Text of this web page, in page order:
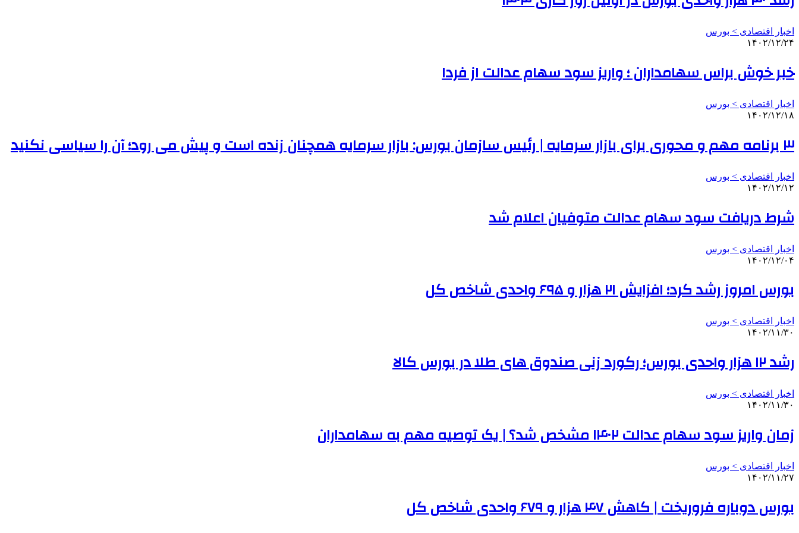
اخبار اقتصادی > بورس
۱۴۰۲/۱۲/۲۴
خبر خوش براس سهامداران ؛ واریز سود سهام عدالت از فردا
اخبار اقتصادی > بورس
۱۴۰۲/۱۲/۱۸
۳ برنامه مهم و محوری برای بازار سرمایه | رئیس سازمان بورس: بازار سرمایه همچنان زنده است و پیش می رود؛ آن را سیاسی نکنید
اخبار اقتصادی > بورس
۱۴۰۲/۱۲/۱۲
شرط دریافت سود سهام عدالت متوفیان اعلام شد
اخبار اقتصادی > بورس
۱۴۰۲/۱۲/۰۴
بورس امروز رشد کرد؛ افزایش ۲۱ هزار و ۶۹۵ واحدی شاخص کل
اخبار اقتصادی > بورس
۱۴۰۲/۱۱/۳۰
رشد ۱۲ هزار واحدی بورس؛ رکورد زنی صندوق های طلا در بورس کالا
اخبار اقتصادی > بورس
۱۴۰۲/۱۱/۳۰
زمان واریز سود سهام عدالت ۱۴۰۲ مشخص شد؟ | یک توصیه مهم به سهامداران
اخبار اقتصادی > بورس
۱۴۰۲/۱۱/۲۷
بورس دوباره فروریخت | کاهش ۴۷ هزار و ۶۷۹ واحدی شاخص کل